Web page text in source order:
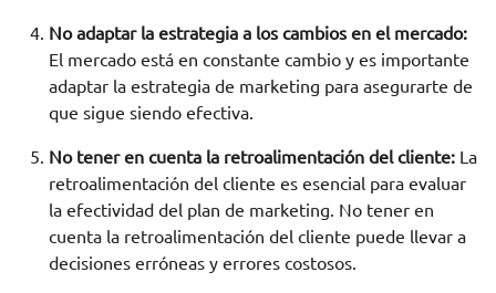
No adaptar la estrategia a los cambios en el mercado:
El mercado está en constante cambio y es importante
adaptar la estrategia de marketing para asegurarte de
que sigue siendo efectiva.
No tener en cuenta la retroalimentación del cliente: La
retroalimentación del cliente es esencial para evaluar
la efectividad del plan de marketing. No tener en
cuenta la retroalimentación del cliente puede llevar a
decisiones erróneas y errores costosos.